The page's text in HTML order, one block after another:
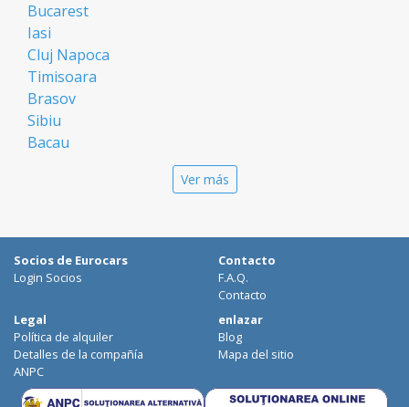
Bucarest
Iasi
Cluj Napoca
Timisoara
Brasov
Sibiu
Bacau
Galati
Suceava
Focsani
Targoviste
Ploiesti
Craiova
Ver más
Socios de Eurocars
Login Socios
Contacto
F.A.Q.
Contacto
Legal
Política de alquiler
Detalles de la compañía
ANPC
enlazar
Blog
Mapa del sitio